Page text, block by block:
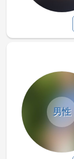
男性